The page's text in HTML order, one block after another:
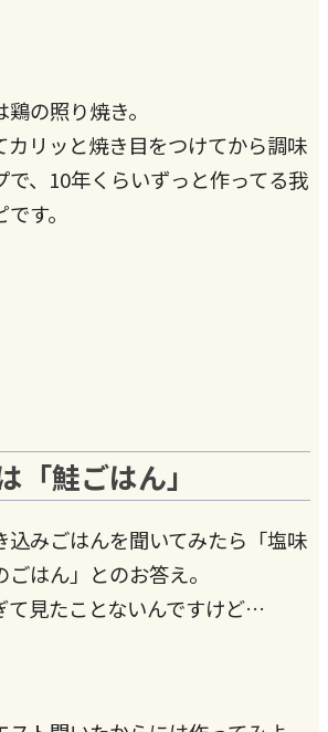
の照り焼き。
カリッと焼き目をつけてから調味
で、10年くらいずっと作ってる我
す。
「鮭ごはん」
込みごはんを聞いてみたら「塩味
はん」とのお答え。
て見たことないんですけど…